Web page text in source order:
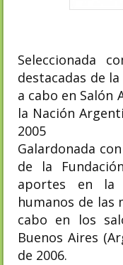
Seleccionada
destacadas de
a cabo en Salón
la Nación
2005
Galardonada
de la
aportes en la
humanos de las
cabo en los
Buenos Aires
de 2006.